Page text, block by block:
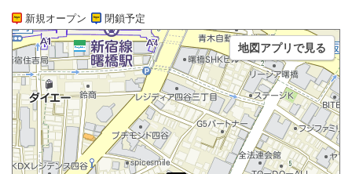
新規オープン 閉鎖予定
地図アプリで見る